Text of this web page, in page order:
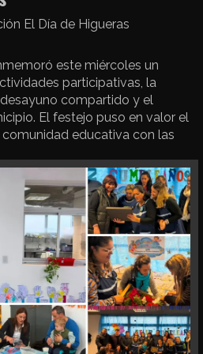
El Día de Higueras
este miércoles un
participativas, la
compartido y el
El festejo puso en valor el
educativa con las